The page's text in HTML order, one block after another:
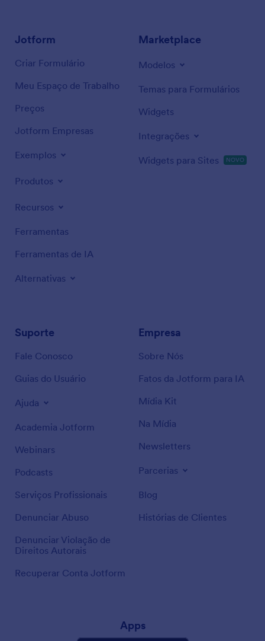
Jotform
Criar Formulário
Meu Espaço de Trabalho
Preços
Jotform Empresas
Exemplos
Produtos
Recursos
Ferramentas
Ferramentas de IA
Alternativas
Marketplace
Modelos
Temas para Formulários
Widgets
Integrações
Widgets para Sites NOVO
Suporte
Fale Conosco
Guias do Usuário
Ajuda
Academia Jotform
Webinars
Podcasts
Serviços Profissionais
Denunciar Abuso
Denunciar Violação de
Direitos Autorais
Recuperar Conta Jotform
Empresa
Sobre Nós
Fatos da Jotform para IA
Mídia Kit
Na Mídia
Newsletters
Parcerias
Blog
Histórias de Clientes
Apps